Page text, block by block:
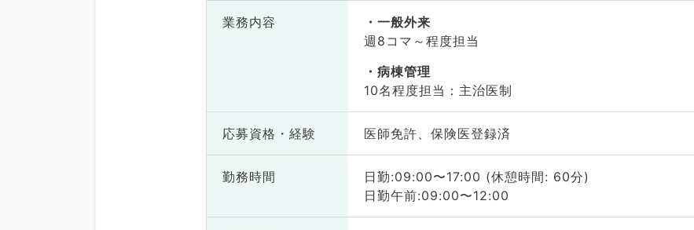
業務内容
一般外来
週8コマ～程度担当
病棟管理
10名程度担当：主治医制
応募資格・ 経験 医師免許、保険医登録済
勤務時間
日勤:09:00〜17:00 (休憩時間: 60分)
日勤午前:09:00〜12:00